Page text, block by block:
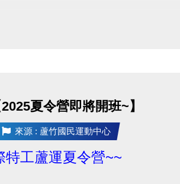
夏令營即將開班~】
來源 : 蘆竹國民運動中心
特工蘆運夏令營~~